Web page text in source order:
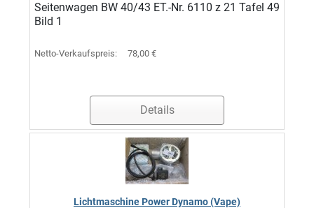
Seitenwagen BW 40/43 ET.-Nr. 6110 z 21 Tafel 49
Bild 1
Netto-Verkaufspreis: 78,00 €
Details
Lichtmaschine Power Dynamo (Vape)